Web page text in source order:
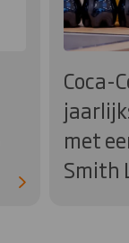
Coca-
met
Smith